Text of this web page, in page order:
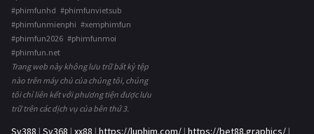
#phimfunhd #phimfunvietsub
#phimfunmienphi #xemphimfun
#phimfun2026 #phimfunmoi
#phimfun.net
Trang web này không lưu trữ bất kỳ tệp
nào trên máy chủ của chúng tôi, chúng
tôi chỉ liên kết với phương tiện được lưu
trữ trên các dịch vụ của bên thứ 3.
Sv388 | Sv368 | xx88 | https://luphim.com/ | https://bet88.graphics/ |